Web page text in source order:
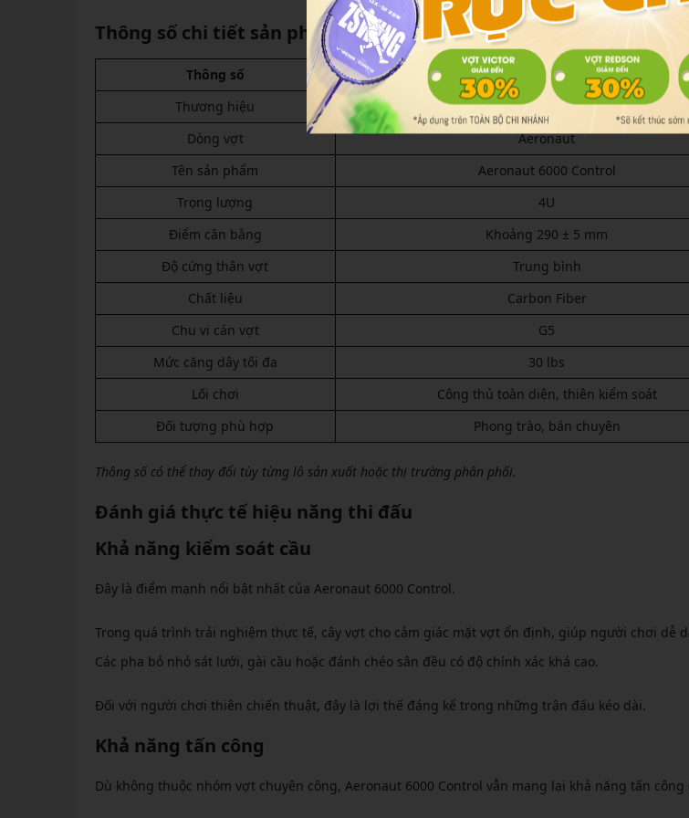
Thông số chi tiết sản phẩm
Thông số
Chi tiết
Thương hiệu
Lining
Dòng vợt
Aeronaut
Tên sản phẩm
Aeronaut 6000 Control
Trọng lượng
4U
Điểm cân bằng
Khoảng 290 ± 5 mm
Độ cứng thân vợt
Trung bình
Chất liệu
Carbon Fiber
Chu vi cán vợt
G5
Mức căng dây tối đa
30 lbs
Lối chơi
Công thủ toàn diện, thiên kiểm soát
Đối tượng phù hợp
Phong trào, bán chuyên
Thông số có thể thay đổi tùy từng lô sản xuất hoặc thị trường phân phối.
Đánh giá thực tế hiệu năng thi đấu
Khả năng kiểm soát cầu
Đây là điểm mạnh nổi bật nhất của Aeronaut 6000 Control.
Trong quá trình trải nghiệm thực tế, cây vợt cho cảm giác mặt vợt ổn định, giúp người chơi dễ
Các pha bỏ nhỏ sát lưới, gài cầu hoặc đánh chéo sân đều có độ chính xác khá cao.
Đối với người chơi thiên chiến thuật, đây là lợi thế đáng kể trong những trận đấu kéo dài.
Khả năng tấn công
Dù không thuộc nhóm vợt chuyên công, Aeronaut 6000 Control vẫn mang lại khả năng tấn công